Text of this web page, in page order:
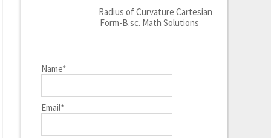
Radius of Curvature Cartesian
Form-B.sc. Math Solutions
Name*
Email*